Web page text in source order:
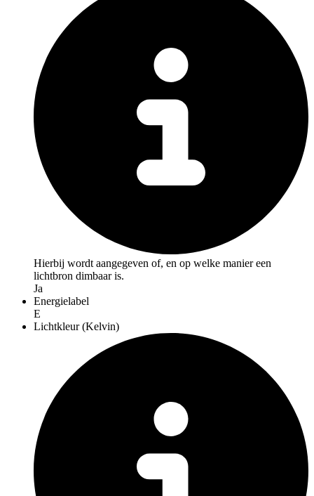
Hierbij wordt aangegeven of, en op welke manier een
lichtbron dimbaar is.
Ja
Energielabel
E
Lichtkleur (Kelvin)